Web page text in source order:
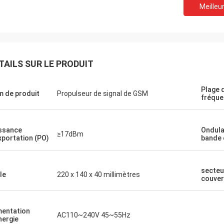
seller, la bonne transaction et le
Le Lance-
expédition rapide et
SUR LE PRODUIT
de produit Propulseur de signal de GSM
Plage
(PO)
≥17dBm
bande
220 x 140 x 40 millimètres
AC110~240V 45~55Hz